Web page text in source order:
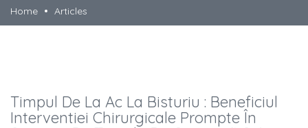
Home
Articles
Timpul De La Ac La Bisturiu : Beneficiul
Interventiei Chirurgicale Prompte În